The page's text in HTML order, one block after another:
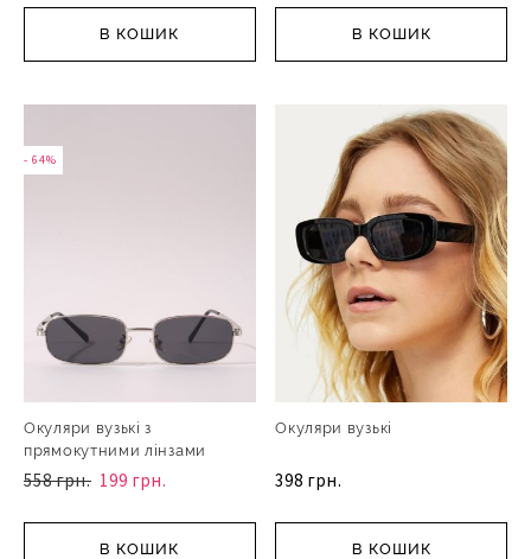
В КОШИК В КОШИК
- 64%
Окуляри вузькі з
прямокутними лінзами
558 грн. 199 грн.
В КОШИК
Окуляри вузькі
398 грн.
В КОШИК